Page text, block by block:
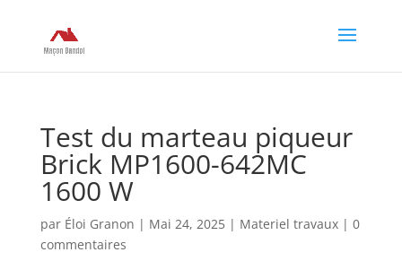
Test du marteau piqueur
Brick MP1600-642MC
1600 W
par Éloi Granon | Mai 24, 2025| Materiel travaux| 0
commentaires